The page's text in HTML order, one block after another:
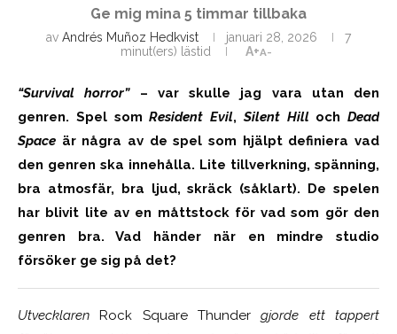
Ge mig mina 5 timmar tillbaka
av Andrés Muñoz Hedkvist januari 28, 2026
7
minut(ers) lästid
A+A-
“Survival horror”– var skulle jag vara utan den
genren. Spel somResident Evil,Silent Hilloch Dead
Space är några av de spel som hjälpt definiera vad
den genren ska innehålla. Lite tillverkning, spänning,
bra atmosfär, bra ljud, skräck (såklart). De spelen
har blivit lite av en måttstock för vad som gör den
genren bra. Vad händer när en mindre studio
försöker ge sig på det?
UtvecklarenRock Square Thunder gjorde ett tappert